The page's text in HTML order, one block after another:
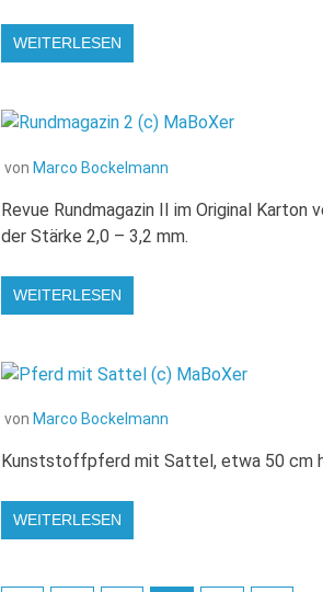
WEITERLESEN
von Marco Bockelmann
Revue Rundmagazin II im Original
der Stärke 2,0 – 3,2 mm.
WEITERLESEN
von Marco Bockelmann
Kunststoffpferd mit Sattel, etwa 50 cm
WEITERLESEN